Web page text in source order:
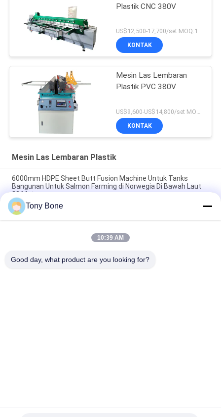
Plastik CNC 380V
US$12,500-17,700/set MOQ:1
KONTAK
Mesin Las Lembaran
Plastik PVC 380V
US$9,600-US$14,800/set MOQ:1
KONTAK
Mesin Las Lembaran Plastik
6000mm HDPE Sheet Butt Fusion Machine Untuk Tanks
Bangunan Untuk Salmon Farming di Norwegia Di Bawah Laut
20 Meter
Mesin Las Tepi Lembaran HDPE 3M Dipasang di Pabrik
Terbesar di Prancis
Mesin Las Tepi Lembaran PP Tebal 30mm untuk Pembuatan
Tony Bone
10:39 AM
Good day, what product are you looking for?